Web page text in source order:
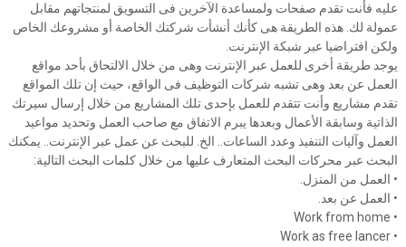
عليه فأنت تقدم صفحات ولمساعدة الآخرين فى التسويق لمنتجاتهم مقابل
عمولة لك. هذه الطريقة هى كأنك أنشأت شركتك الخاصة أو مشروعك الخاص
ولكن افتراضيا عبر شبكة الإنترنت.
يوجد طريقة أخرى للعمل عبر الإنترنت وهى من خلال الالتحاق بأحد مواقع
العمل عن بعد وهى تشبه شركات التوظيف فى الواقع، حيث إن تلك المواقع
تقدم مشاريع وأنت تتقدم للعمل بإحدى تلك المشاريع من خلال إرسال سيرتك
الذاتية وسابقة الأعمال وبعدها يبرم الاتفاق مع صاحب العمل وتحديد مواعيد
العمل وآليات التنفيذ وعدد الساعات.. الخ. للبحث عن عمل عبر الإنترنت.. يمكنك
البحث عبر محركات البحث المتعارف عليها من خلال كلمات البحث التالية:
• العمل من المنزل.
• العمل عن بعد.
• Work from home
• Work as free lancer